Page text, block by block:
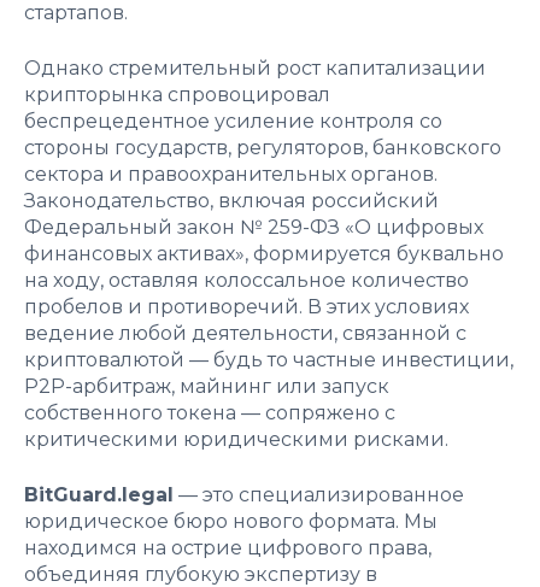
стартапов.
Однако стремительный рост капитализации
крипторынка спровоцировал
беспрецедентное усиление контроля со
стороны государств, регуляторов, банковского
сектора и правоохранительных органов.
Законодательство, включая российский
Федеральный закон № 259-ФЗ «О цифровых
финансовых активах», формируется буквально
на ходу, оставляя колоссальное количество
пробелов и противоречий. В этих условиях
ведение любой деятельности, связанной с
криптовалютой — будь то частные инвестиции,
P2P-арбитраж, майнинг или запуск
собственного токена — сопряжено с
критическими юридическими рисками.
BitGuard.legal — это специализированное
юридическое бюро нового формата. Мы
находимся на острие цифрового права,
объединяя глубокую экспертизу в